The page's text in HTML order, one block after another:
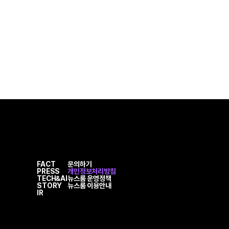
FACT
PRESS
TECH&AI
STORY
IR
문의하기
개인정보처리방침
뉴스룸 운영정책
뉴스룸 이용안내